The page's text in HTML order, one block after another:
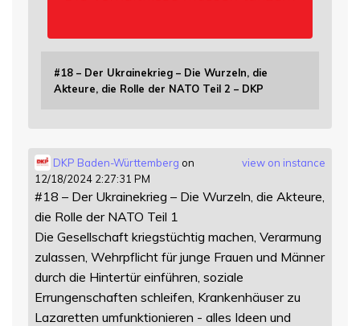
#18 – Der Ukrainekrieg – Die Wurzeln, die
Akteure, die Rolle der NATO Teil 2 – DKP
view on instance
DKP Baden-Württemberg on
12/18/2024 2:27:31 PM
#18 – Der Ukrainekrieg – Die Wurzeln, die Akteure,
die Rolle der NATO Teil 1
Die Gesellschaft kriegstüchtig machen, Verarmung
zulassen, Wehrpflicht für junge Frauen und Männer
durch die Hintertür einführen, soziale
Errungenschaften schleifen, Krankenhäuser zu
Lazaretten umfunktionieren - alles Ideen und